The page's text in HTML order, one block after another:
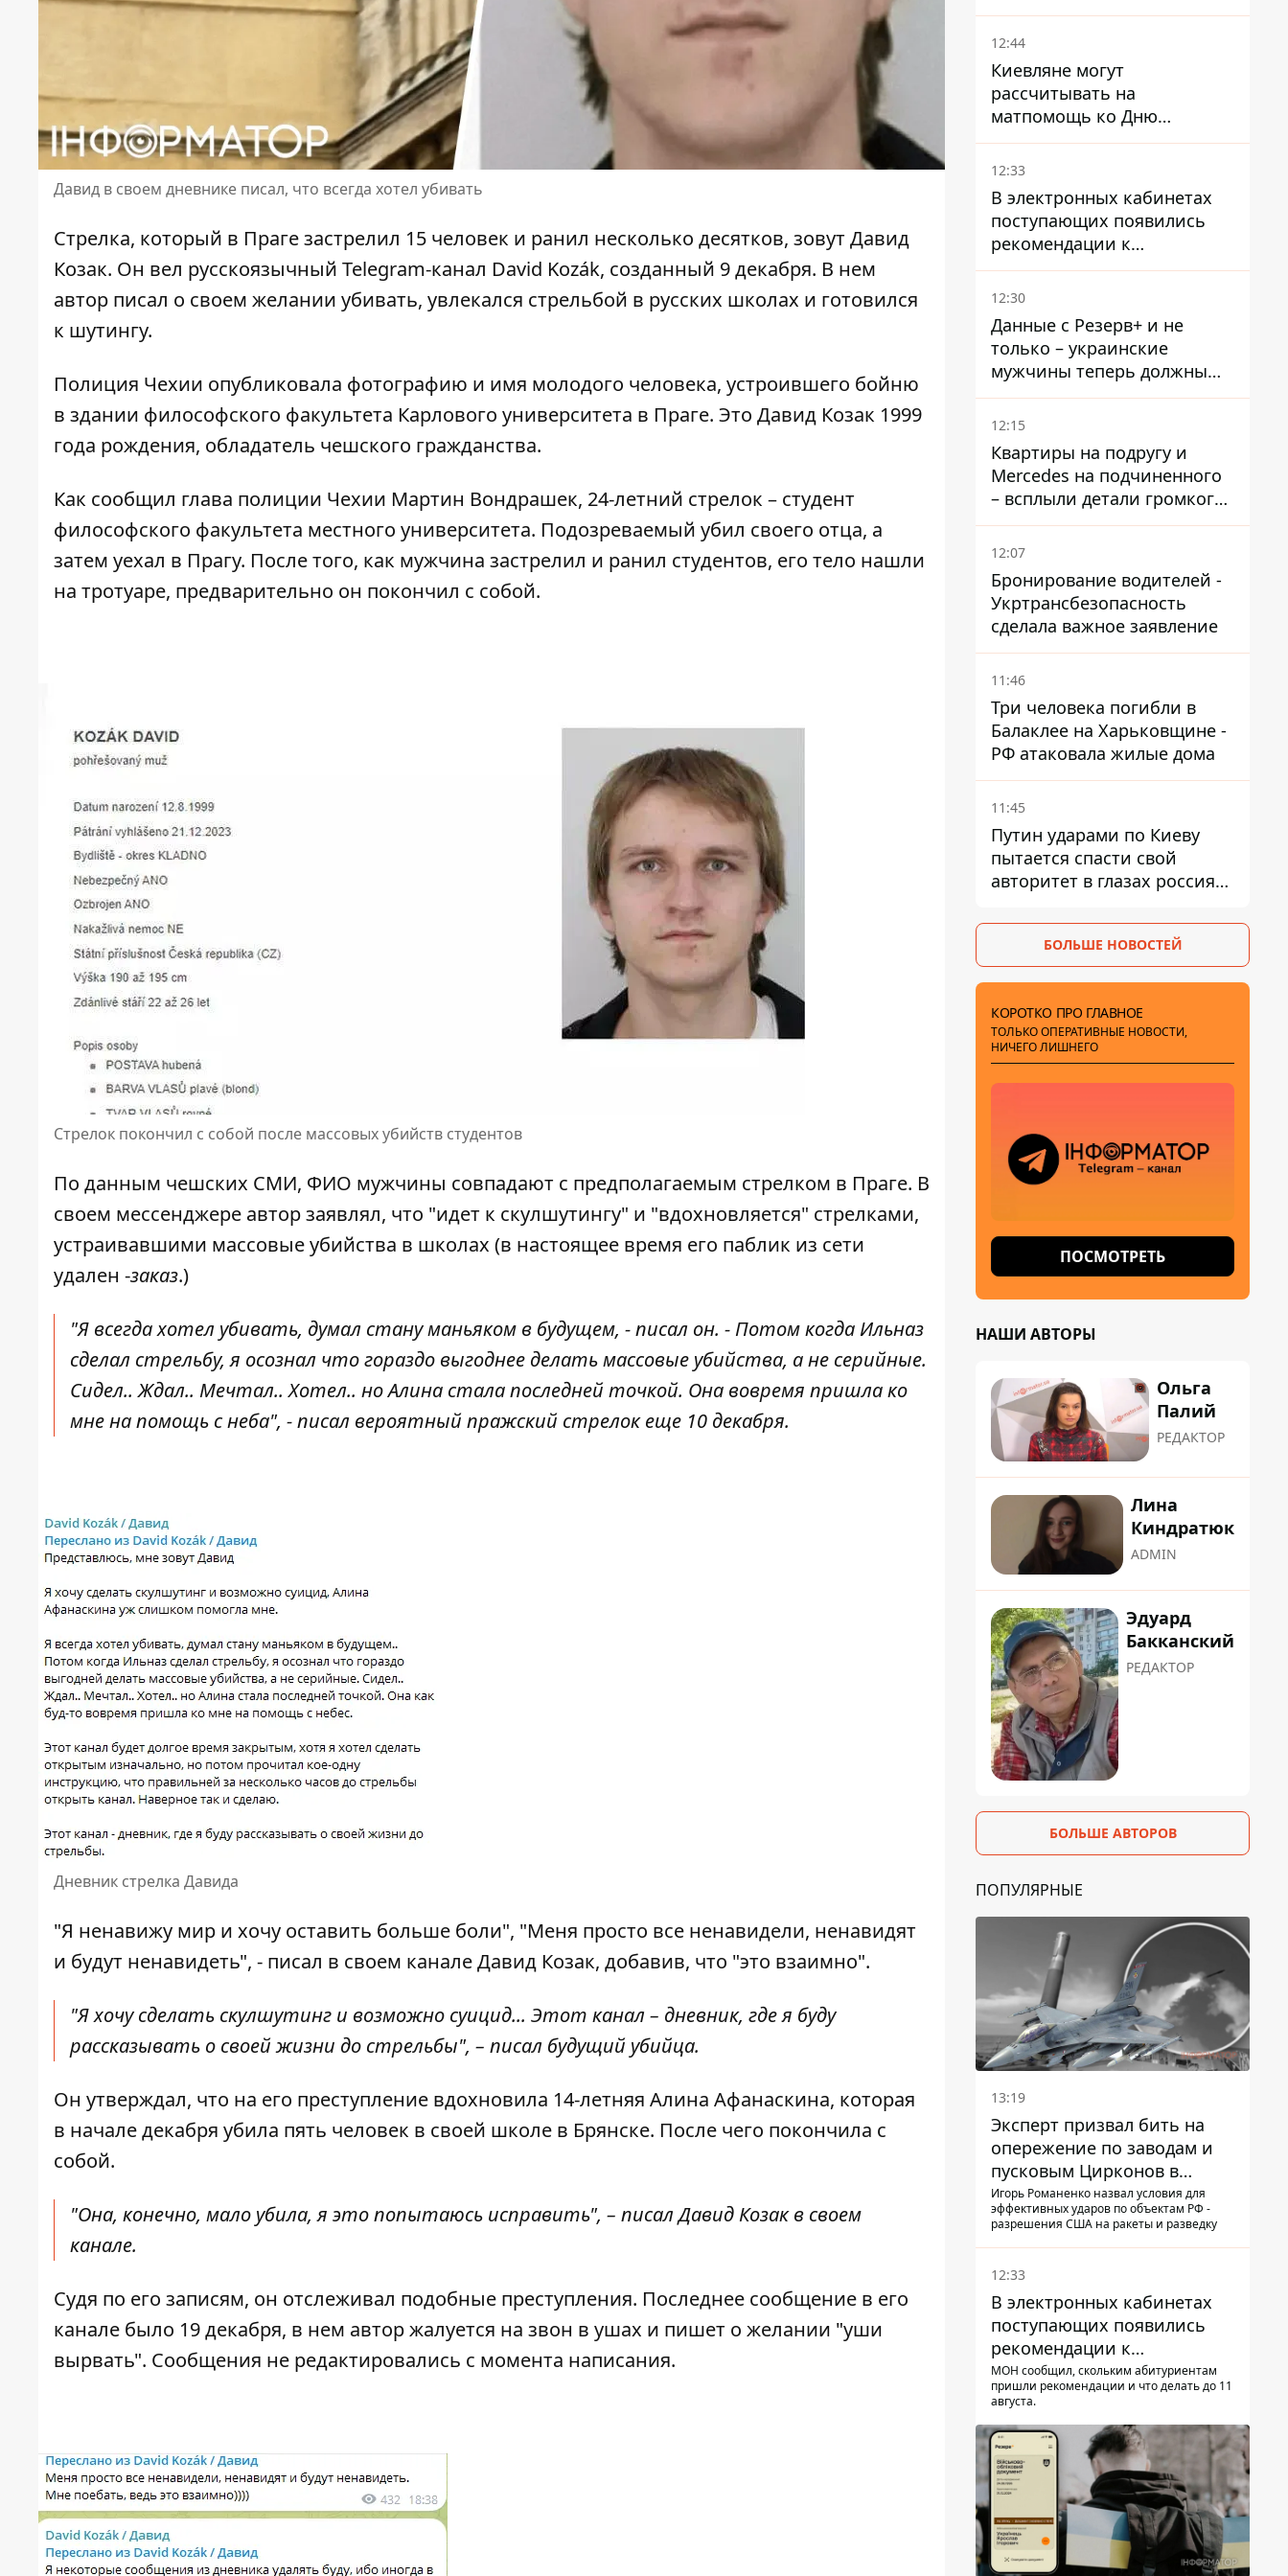
Давид в своем дневнике писал, что всегда хотел убивать
Стрелка, который в Праге застрелил 15 человек и ранил несколько десятков, зовут Давид
Козак. Он вел русскоязычный Telegram-канал David Kozák, созданный 9 декабря. В нем
автор писал о своем желании убивать, увлекался стрельбой в русских школах и готовился
к шутингу.
Полиция Чехии опубликовала фотографию и имя молодого человека, устроившего бойню
в здании философского факультета Карлового университета в Праге. Это Давид Козак 1999
года рождения, обладатель чешского гражданства.
Как сообщил глава полиции Чехии Мартин Вондрашек, 24-летний стрелок – студент
философского факультета местного университета. Подозреваемый убил своего отца, а
затем уехал в Прагу. После того, как мужчина застрелил и ранил студентов, его тело нашли
на тротуаре, предварительно он покончил с собой.
Стрелок покончил с собой после массовых убийств студентов
По данным чешских СМИ, ФИО мужчины совпадают с предполагаемым стрелком в Праге. В
своем мессенджере автор заявлял, что "идет к скулшутингу" и "вдохновляется" стрелками,
устраивавшими массовые убийства в школах (в настоящее время его паблик из сети
удален -заказ.)
"Я всегда хотел убивать, думал стану маньяком в будущем, - писал он. - Потом когда Ильназ
сделал стрельбу, я осознал что гораздо выгоднее делать массовые убийства, а не серийные.
Сидел.. Ждал.. Мечтал.. Хотел.. но Алина стала последней точкой. Она вовремя пришла ко
мне на помощь с неба", - писал вероятный пражский стрелок еще 10 декабря.
Дневник стрелка Давида
"Я ненавижу мир и хочу оставить больше боли", "Меня просто все ненавидели, ненавидят
и будут ненавидеть", - писал в своем канале Давид Козак, добавив, что "это взаимно".
"Я хочу сделать скулшутинг и возможно суицид... Этот канал – дневник, где я буду
рассказывать о своей жизни до стрельбы", – писал будущий убийца.
Он утверждал, что на его преступление вдохновила 14-летняя Алина Афанаскина, которая
в начале декабря убила пять человек в своей школе в Брянске. После чего покончила с
собой.
"Она, конечно, мало убила, я это попытаюсь исправить", – писал Давид Козак в своем
канале.
Судя по его записям, он отслеживал подобные преступления. Последнее сообщение в его
канале было 19 декабря, в нем автор жалуется на звон в ушах и пишет о желании "уши
вырвать". Сообщения не редактировались с момента написания.
произошла стычка со
спецназом полиции
12:44
Киевляне могут
рассчитывать на
матпомощь ко Дню
независимости - кому ее
дадут
12:33
В электронных кабинетах
поступающих появились
рекомендации к
зачислению на бакалавриат
и в магистратуру – что
12:30
Данные с Резерв+ и не
только – украинские
мужчины теперь должны
доказать непригодность к
службе, чтобы получить
12:15
Квартиры на подругу и
Mercedes на подчиненного
– всплыли детали громкого
дела НАБУ против
Стефанишиной
12:07
Бронирование водителей -
Укртрансбезопасность
сделала важное заявление
11:46
Три человека погибли в
Балаклее на Харьковщине -
РФ атаковала жилые дома
11:45
Путин ударами по Киеву
пытается спасти свой
авторитет в глазах россиян:
давлением - Sky News
БОЛЬШЕ НОВОСТЕЙ
КОРОТКО ПРО ГЛАВНОЕ
ТОЛЬКО ОПЕРАТИВНЫЕ НОВОСТИ,
НИЧЕГО ЛИШНЕГО
ПОСМОТРЕТЬ
НАШИ АВТОРЫ
Ольга
Палий
РЕДАКТОР
Лина
Киндратюк
ADMIN
Эдуард
Бакканский
РЕДАКТОР
БОЛЬШЕ АВТОРОВ
ПОПУЛЯРНЫЕ
13:19
Эксперт призвал бить на
опережение по заводам и
пусковым Цирконов в
России
Игорь Романенко назвал условия для
эффективных ударов по объектам РФ -
разрешения США на ракеты и разведку
12:33
В электронных кабинетах
поступающих появились
рекомендации к
зачислению на бакалавриат
и в магистратуру – что
МОН сообщил, скольким абитуриентам
пришли рекомендации и что делать до 11
августа.